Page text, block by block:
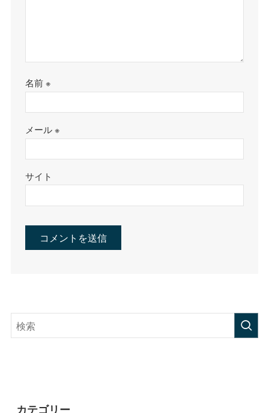
名前※
メール※
サイト
カテゴリー